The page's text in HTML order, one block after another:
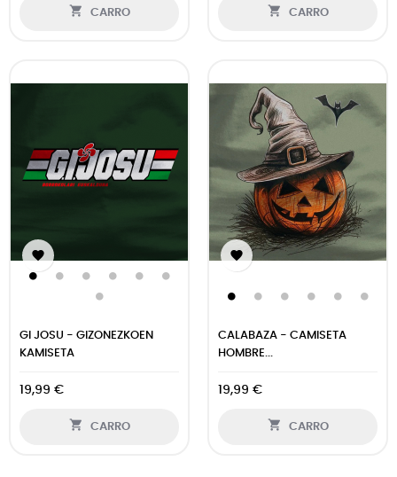
 CARRO  CARRO

GI JOSU - GIZONEZKOEN
KAMISETA
19,99 €
 CARRO

CALABAZA - CAMISETA
HOMBRE...
19,99 €
 CARRO